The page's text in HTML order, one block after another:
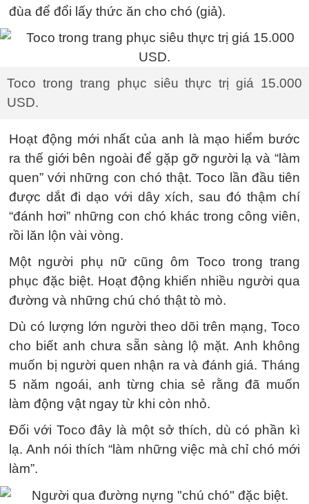
đùa để đổi lấy thức ăn cho chó (giả).
Toco trong trang phục siêu thực trị giá 15.000
USD.
Hoạt động mới nhất của anh là mạo hiểm bước
ra thế giới bên ngoài để gặp gỡ người lạ và “làm
quen” với những con chó thật. Toco lần đầu tiên
được dắt đi dạo với dây xích, sau đó thậm chí
“đánh hơi” những con chó khác trong công viên,
rồi lăn lộn vài vòng.
Một người phụ nữ cũng ôm Toco trong trang
phục đặc biệt. Hoạt động khiến nhiều người qua
đường và những chú chó thật tò mò.
Dù có lượng lớn người theo dõi trên mạng, Toco
cho biết anh chưa sẵn sàng lộ mặt. Anh không
muốn bị người quen nhận ra và đánh giá. Tháng
5 năm ngoái, anh từng chia sẻ rằng đã muốn
làm động vật ngay từ khi còn nhỏ.
Đối với Toco đây là một sở thích, dù có phần kì
lạ. Anh nói thích “làm những việc mà chỉ chó mới
làm”.